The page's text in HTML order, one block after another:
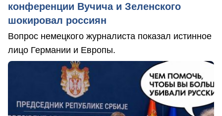
конференции Вучича и Зеленского
шокировал россиян
Вопрос немецкого журналиста показал истинное
лицо Германии и Европы.